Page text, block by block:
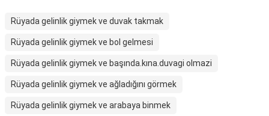
Rüyada gelinlik giymek ve duvak takmak
Rüyada gelinlik giymek ve bol gelmesi
Rüyada gelinlik giymek ve başında.kına.duvagi olmazi
Rüyada gelinlik giymek ve ağladığını görmek
Rüyada gelinlik giymek ve arabaya binmek